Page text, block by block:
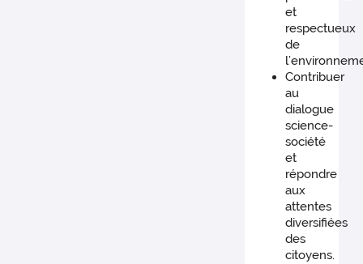
et
respectueux
de
Contribuer
au
dialogue
science-
société
et
répondre
aux
attentes
diversifiées
des
citoyens.